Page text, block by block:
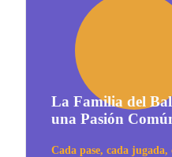
La Familia del
una Pasión
Cada pase, cada